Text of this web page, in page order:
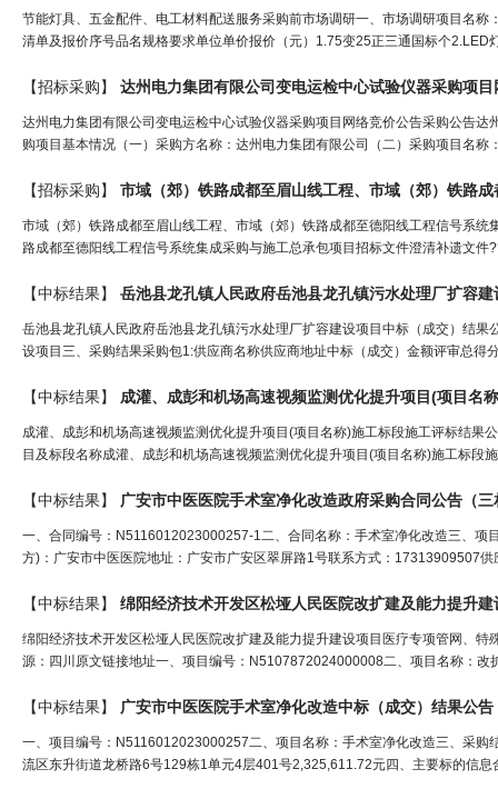
节能灯具、五金配件、电工材料配送服务采购前市场调研一、市场调研项目名
清单及报价序号品名规格要求单位单价报价（元）1.75变25正三通国标个
【招标采购】 达州电力集团有限公司变电运检中心试验仪器采购项
达州电力集团有限公司变电运检中心试验仪器采购项目网络竞价公告采购公告
购项目基本情况（一）采购方名称：达州电力集团有限公司（二）采购项目名
【招标采购】
市域（郊）铁路成都至眉山线工程、市域（郊）铁路成都至德阳线工程信号系
路成都至德阳线工程信号系统集成采购与施工总承包项目招标文件澄清补遗文
【中标结果】 岳池县龙孔镇人民政府岳池县龙孔镇污水处理厂扩容
岳池县龙孔镇人民政府岳池县龙孔镇污水处理厂扩容建设项目中标（成交）结
设项目三、采购结果采购包1:供应商名称供应商地址中标（成交）金额评审总得
【中标结果】 成灌、成彭和机场高速视频监测优化提升项目(项目名
成灌、成彭和机场高速视频监测优化提升项目(项目名称)施工标段施工评标结
目及标段名称成灌、成彭和机场高速视频监测优化提升项目(项目名称)施工标段
【中标结果】 广安市中医医院手术室净化改造政府采购合同公告（三
一、合同编号：N5116012023000257-1二、合同名称：手术室净化改造三、
方)：广安市中医医院地址：广安市广安区翠屏路1号联系方式：17313909507
【中标结果】
绵阳经济技术开发区松垭人民医院改扩建及能力提升建设项目医疗专项管网、
源：四川原文链接地址一、项目编号：N5107872024000008二、项目名称：
【中标结果】 广安市中医医院手术室净化改造中标（成交）结果公告
一、项目编号：N5116012023000257二、项目名称：手术室净化改造三、采
流区东升街道龙桥路6号129栋1单元4层401号2,325,611.72元四、主要标的信